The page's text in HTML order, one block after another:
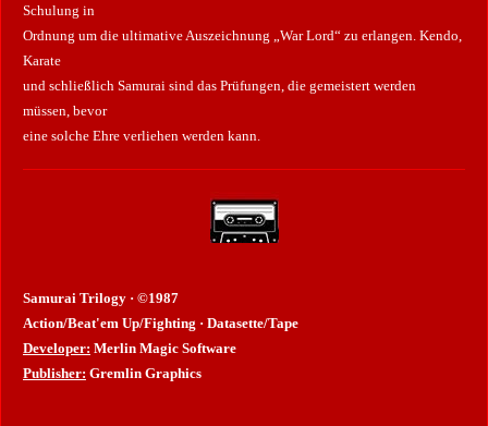
Schulung in
Ordnung um die ultimative Auszeichnung „War Lord“ zu erlangen. Kendo,
Karate
und schließlich Samurai sind das Prüfungen, die gemeistert werden
müssen, bevor
eine solche Ehre verliehen werden kann.
Samurai Trilogy · ©1987
Action/Beat'em Up/Fighting · Datasette/Tape
Developer: Merlin Magic Software
Publisher: Gremlin Graphics